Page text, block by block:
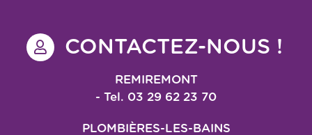
CONTACTEZ-NOUS !
REMIREMONT
- Tel. 03 29 62 23 70
PLOMBIÈRES-LES-BAINS